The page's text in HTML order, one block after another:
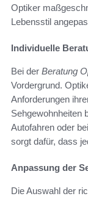
Optiker
Lebensstil
Individuelle
Bei der Beratung
Vordergrund.
Anforderungen
Sehgewohnheiten
Autofahren oder
sorgt dafür, dass
Anpassung der
Die Auswahl der